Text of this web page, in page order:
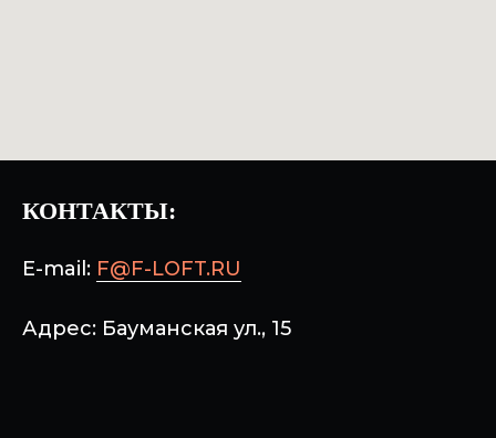
КОНТАКТЫ:
E-mail: F@F-LOFT.RU
Адрес: Бауманская ул., 15